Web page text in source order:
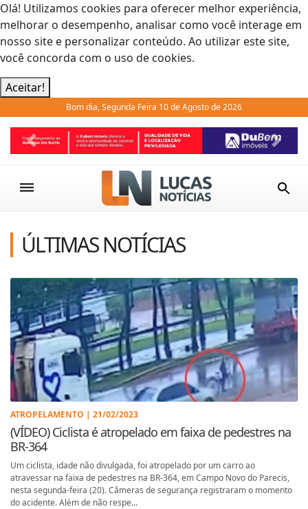
Olá! Utilizamos cookies para oferecer melhor experiência,
melhorar o desempenho, analisar como você interage em
nosso site e personalizar conteúdo. Ao utilizar este site,
você concorda com o uso de cookies.
Aceitar!
Bom dia, Segunda Feira 10 de Agosto de 2026
Previous Next
ÚLTIMAS NOTÍCIAS
ATROPELAMENTO | 21/02/2023
(VÍDEO) Ciclista é atropelado em faixa de pedestres na
BR-364
Um ciclista, idade não divulgada, foi atropelado por um carro ao
atravessar na faixa de pedestres na BR-364, em Campo Novo do Parecis,
nesta segunda-feira (20). Câmeras de segurança registraram o momento
do acidente. Além de não respe...